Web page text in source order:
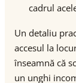
cadrul
Un detaliu
accesul la
înseamnă că
un unghi